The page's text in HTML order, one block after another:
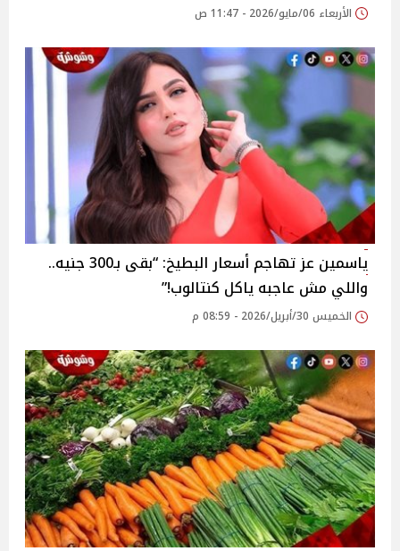
الأربعاء 06/مايو/2026 - 11:47 ص
ياسمين عز تهاجم أسعار البطيخ: “بقى بـ300 جنيه..
واللي مش عاجبه ياكل كنتالوب!”
الخميس 30/أبريل/2026 - 08:59 م